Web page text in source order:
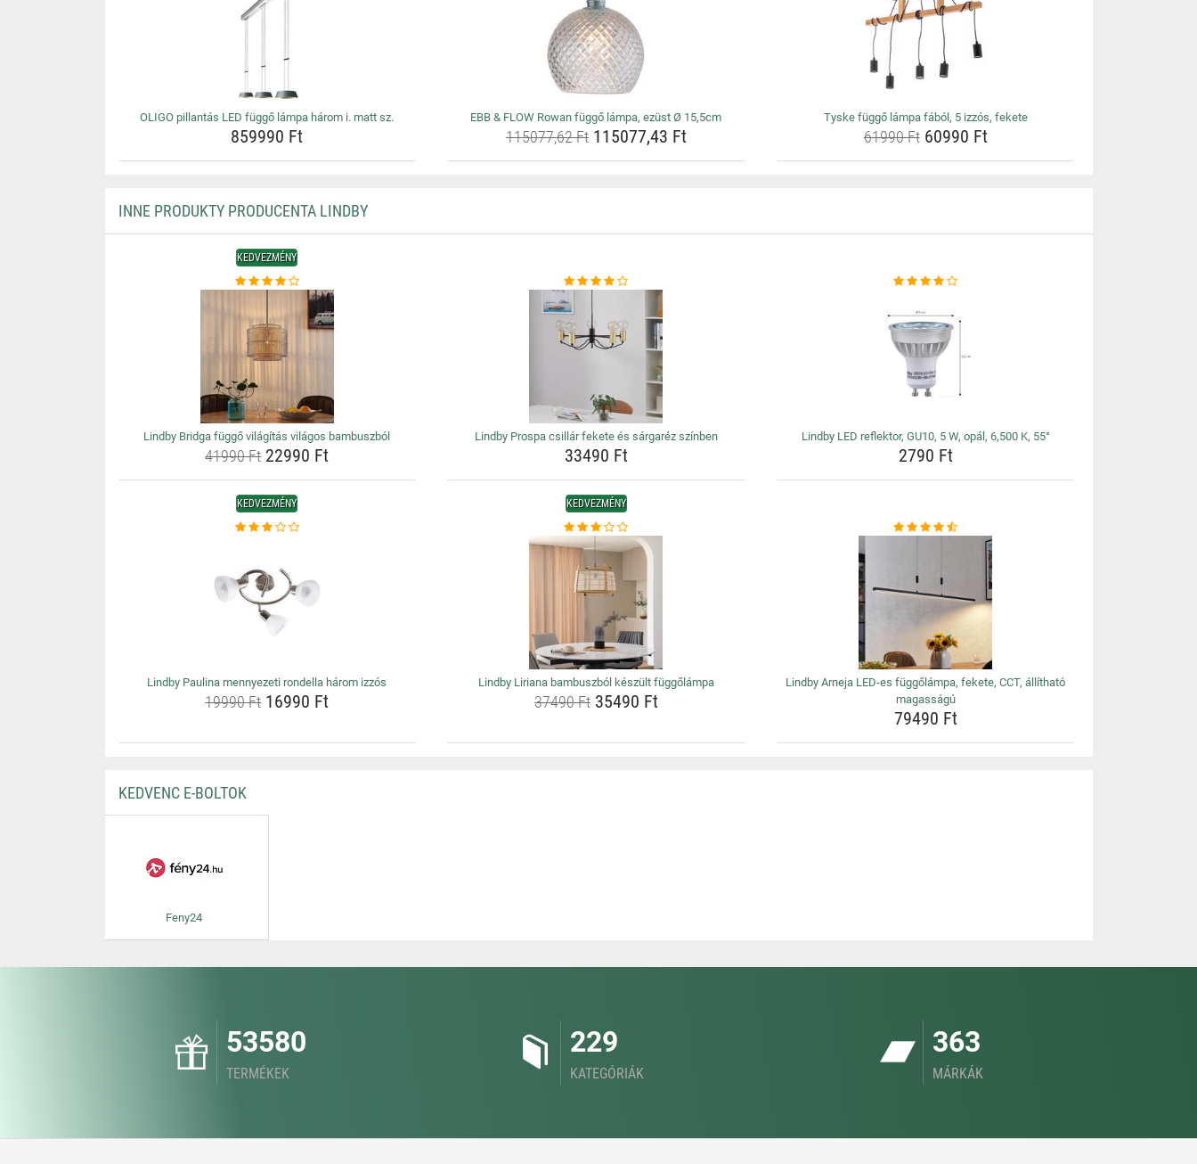
OLIGO pillantás LED függő lámpa három i. matt sz.
859990 Ft
EBB & FLOW Rowan függő lámpa, ezüst Ø 15,5cm
115077,62 Ft115077,43 Ft
Tyske függő lámpa fából, 5 izzós, fekete
61990 Ft60990 Ft
INNE PRODUKTY PRODUCENTA LINDBY
KEDVEZMÉNY
Lindby Bridga függő világítás világos bambuszból
41990 Ft22990 Ft
Lindby Prospa csillár fekete és sárgaréz színben
33490 Ft
Lindby LED reflektor, GU10, 5 W, opál, 6,500 K, 55°
2790 Ft
KEDVEZMÉNY
Lindby Paulina mennyezeti rondella három izzós
19990 Ft16990 Ft
KEDVEZMÉNY
Lindby Liriana bambuszból készült függőlámpa
37490 Ft35490 Ft
Lindby Arneja LED-es függőlámpa, fekete, CCT, állítható
magasságú
79490 Ft
KEDVENC E-BOLTOK
Feny24
53580
TERMÉKEK
229
KATEGÓRIÁK
363
MÁRKÁK